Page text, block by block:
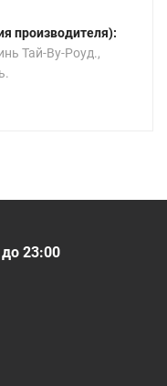
производителя):
Тай-Ву-Роуд.,
23:00